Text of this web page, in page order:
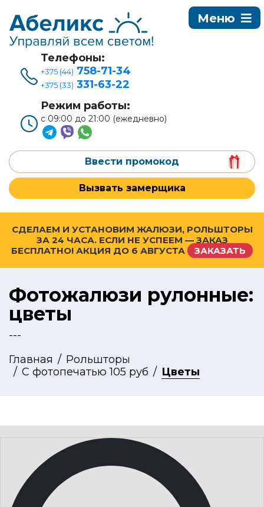
Телефоны:
+375 (44) 758-71-34
+375 (33) 331-63-22
Режим работы:
с 09:00 до 21:00 (ежедневно)
Ввести промокод
Вызвать замерщика
СДЕЛАЕМ И УСТАНОВИМ ЖАЛЮЗИ, РОЛЬШТОРЫ
ЗА 24 ЧАСА. ЕСЛИ НЕ УСПЕЕМ — ЗАКАЗ
БЕСПЛАТНО! АКЦИЯ ДО 6 АВГУСТА ЗАКАЗАТЬ
Фотожалюзи рулонные:
цветы
---
Главная
Рольшторы
С фотопечатью 105 руб
Цветы